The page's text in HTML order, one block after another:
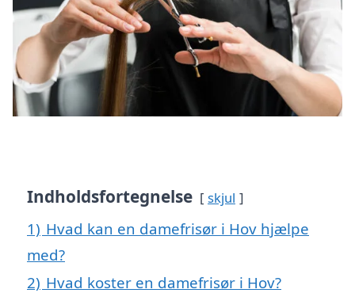
Indholdsfortegnelse skjul
1) Hvad kan en damefrisør i Hov hjælpe
med?
2) Hvad koster en damefrisør i Hov?